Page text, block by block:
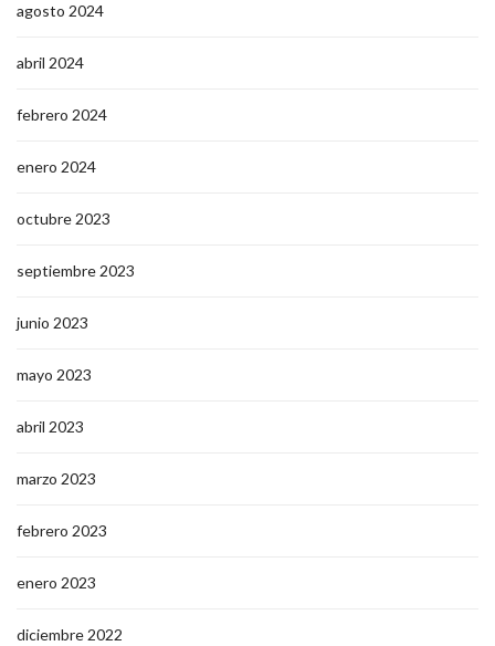
agosto 2024
abril 2024
febrero 2024
enero 2024
octubre 2023
septiembre 2023
junio 2023
mayo 2023
abril 2023
marzo 2023
febrero 2023
enero 2023
diciembre 2022